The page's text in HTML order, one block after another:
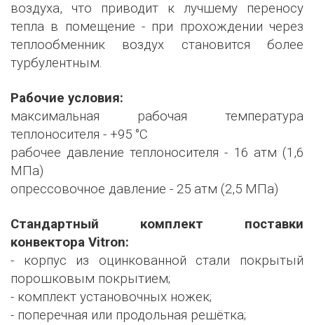
воздуха, что приводит к лучшему переносу
тепла в помещение - при прохождении через
теплообменник воздух становится более
турбулентным.
Рабочие условия:
максимальная рабочая температура
теплоносителя - +95 °С
рабочее давление теплоносителя - 16 атм (1,6
МПа)
опрессовочное давление - 25 атм (2,5 МПа)
Стандартный комплект поставки
конвектора Vitron:
- корпус из оцинкованной стали покрытый
порошковым покрытием;
- комплект установочных ножек;
- поперечная или продольная решётка;